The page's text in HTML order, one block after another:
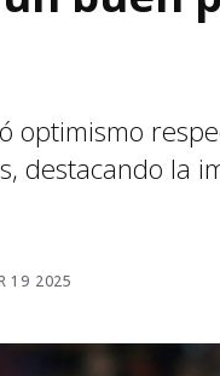
optimismo
destacando la
19 2025